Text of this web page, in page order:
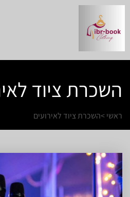
השכרת ציוד
ראשי >השכרת ציוד לאירועים